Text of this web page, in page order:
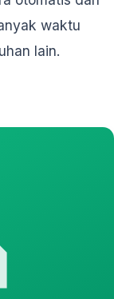
waktu
lain.